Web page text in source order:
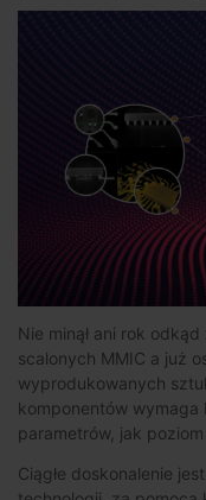
Nie minął ani rok
scalonych MMIC a już
wyprodukowanych
komponentów
parametrów, jak
Ciągłe doskonalenie